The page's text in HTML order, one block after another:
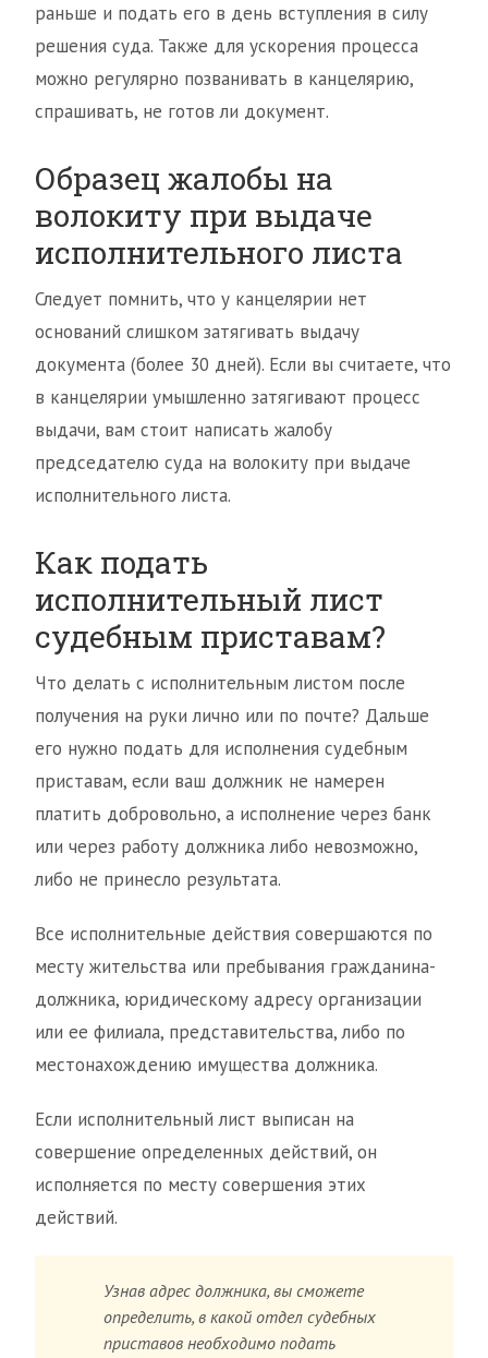
раньше и подать его в день вступления в силу
решения суда. Также для ускорения процесса
можно регулярно позванивать в канцелярию,
спрашивать, не готов ли документ.
Образец жалобы на
волокиту при выдаче
исполнительного листа
Следует помнить, что у канцелярии нет
оснований слишком затягивать выдачу
документа (более 30 дней). Если вы считаете, что
в канцелярии умышленно затягивают процесс
выдачи, вам стоит написать жалобу
председателю суда на волокиту при выдаче
исполнительного листа.
Как подать
исполнительный лист
судебным приставам?
Что делать с исполнительным листом после
получения на руки лично или по почте? Дальше
его нужно подать для исполнения судебным
приставам, если ваш должник не намерен
платить добровольно, а исполнение через банк
или через работу должника либо невозможно,
либо не принесло результата.
Все исполнительные действия совершаются по
месту жительства или пребывания гражданина-
должника, юридическому адресу организации
или ее филиала, представительства, либо по
местонахождению имущества должника.
Если исполнительный лист выписан на
совершение определенных действий, он
исполняется по месту совершения этих
действий.
Узнав адрес должника, вы сможете
определить, в какой отдел судебных
приставов необходимо подать